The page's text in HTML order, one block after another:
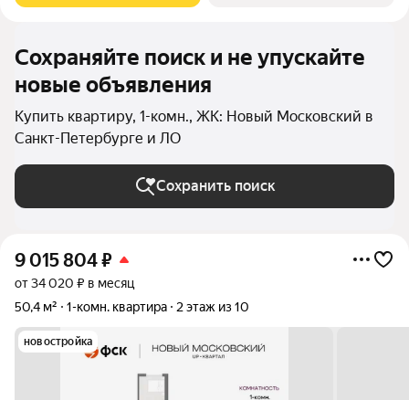
Сохраняйте поиск и не упускайте
новые объявления
Купить квартиру, 1-комн., ЖК: Новый Московский в
Санкт-Петербурге и ЛО
Сохранить поиск
9 015 804₽
от 34 020 ₽ в месяц
50,4 м²
1-комн. квартира 2 этаж из 10
новостройка